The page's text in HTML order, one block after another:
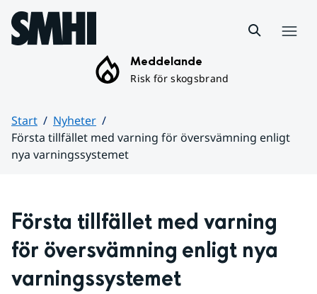
Hoppa till sidans innehåll
Meddelande
Risk för skogsbrand
Start
Nyheter
Första tillfället med varning för översvämning enligt
nya varningssystemet
Första tillfället med varning
för översvämning enligt nya
varningssystemet